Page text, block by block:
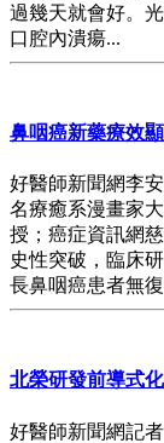
過幾天就會好。
口腔內潰瘍...
鼻咽癌新藥療效
好醫師新聞網李
名療癒系漫畫家
授；癌症資訊網
史性突破，臨床
長鼻咽癌患者無
北榮研發前導式
好醫師新聞網記